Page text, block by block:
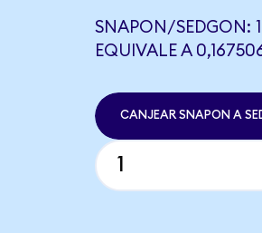
SNAPON/SEDGON:
EQUIVALE A
CANJEAR SNAPON A